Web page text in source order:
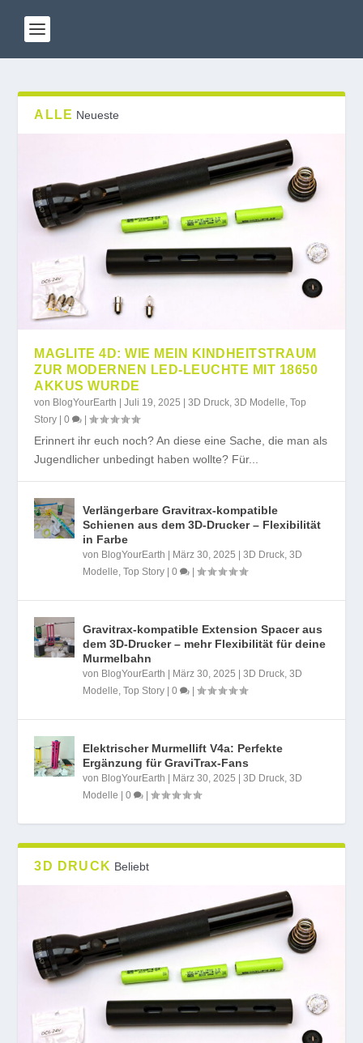
ALLE Neueste
MAGLITE 4D: WIE MEIN KINDHEITSTRAUM
ZUR MODERNEN LED-LEUCHTE MIT 18650
AKKUS WURDE
von BlogYourEarth |Juli 19, 2025 |3D Druck ,3D Modelle ,Top
Story |0 |
Erinnert ihr euch noch? An diese eine Sache, die man als
Jugendlicher unbedingt haben wollte? Für...
Verlängerbare Gravitrax-kompatible
Schienen aus dem 3D-Drucker – Flexibilität
in Farbe
von BlogYourEarth | März 30, 2025 |3D Druck ,3D
Modelle ,Top Story |0 |
Gravitrax-kompatible Extension Spacer aus
dem 3D-Drucker – mehr Flexibilität für deine
Murmelbahn
von BlogYourEarth | März 30, 2025 |3D Druck ,3D
Modelle ,Top Story |0 |
Elektrischer Murmellift V4a: Perfekte
Ergänzung für GraviTrax-Fans
von BlogYourEarth | März 30, 2025 |3D Druck ,3D
Modelle |0 |
3D DRUCK Beliebt